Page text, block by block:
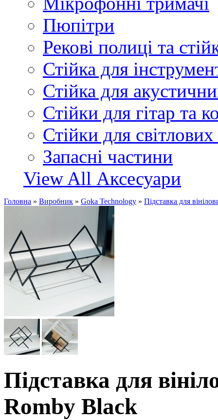
Пюпітри
Рекові полиці та
Стійка для
Стійка для
Стійки для гітар та
Стійки для
Запасні частини
View All Аксесуари
Головна » Виробник » Goka Technology » Підставка для
Підставка для
Romby Black